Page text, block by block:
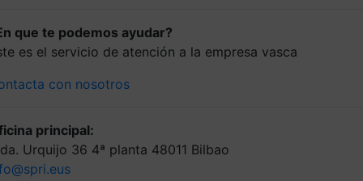
que te podemos ayudar?
es el servicio de atención a la empresa vasca
con nosotros
principal:
Urquijo 36 4ª planta 48011 Bilbao